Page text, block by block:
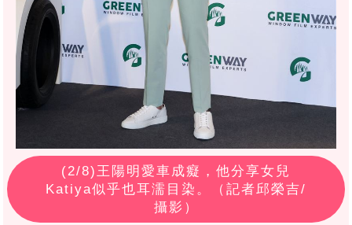
(2/8)王陽明愛車成癡，他分享女兒
Katiya似乎也耳濡目染。（記者邱榮吉/
攝影）